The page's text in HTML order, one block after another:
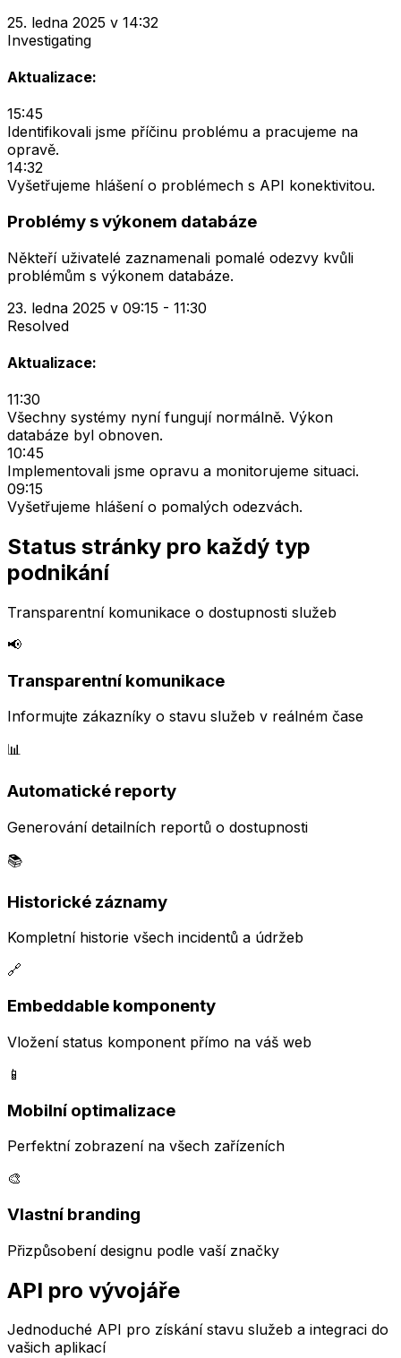
25. ledna 2025 v 14:32
Investigating
Aktualizace:
15:45
Identifikovali jsme příčinu problému a pracujeme na
opravě.
14:32
Vyšetřujeme hlášení o problémech s API konektivitou.
Problémy s výkonem databáze
Někteří uživatelé zaznamenali pomalé odezvy kvůli
problémům s výkonem databáze.
23. ledna 2025 v 09:15 - 11:30
Resolved
Aktualizace:
11:30
Všechny systémy nyní fungují normálně. Výkon
databáze byl obnoven.
10:45
Implementovali jsme opravu a monitorujeme situaci.
09:15
Vyšetřujeme hlášení o pomalých odezvách.
Status stránky pro každý typ
podnikání
Transparentní komunikace o dostupnosti služeb
📢
Transparentní komunikace
Informujte zákazníky o stavu služeb v reálném čase
📊
Automatické reporty
Generování detailních reportů o dostupnosti
📚
Historické záznamy
Kompletní historie všech incidentů a údržeb
🔗
Embeddable komponenty
Vložení status komponent přímo na váš web
📱
Mobilní optimalizace
Perfektní zobrazení na všech zařízeních
🎨
Vlastní branding
Přizpůsobení designu podle vaší značky
API pro vývojáře
Jednoduché API pro získání stavu služeb a integraci do
vašich aplikací